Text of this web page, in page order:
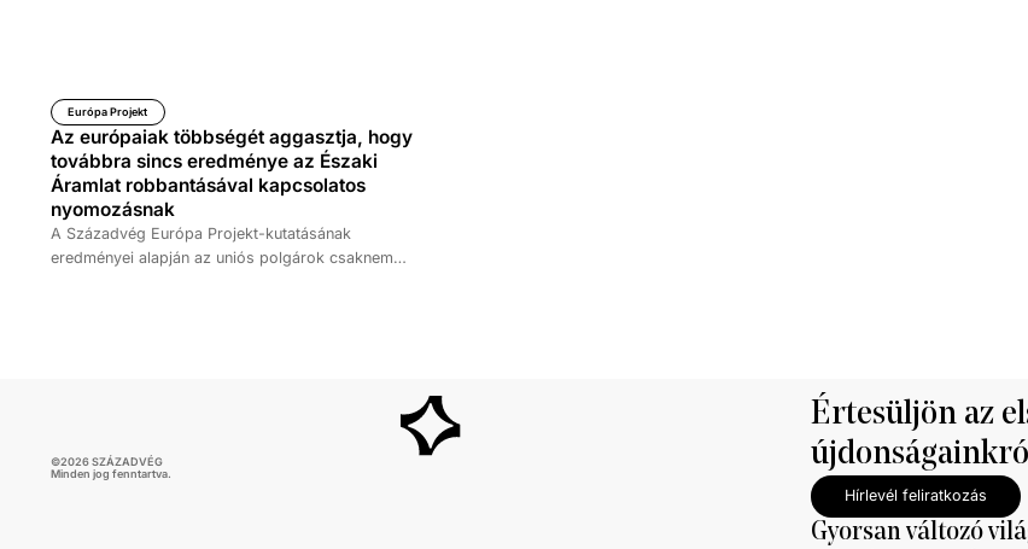
Európa Projekt
Az európaiak többségét aggasztja, hogy
továbbra sincs eredménye az Északi
Áramlat robbantásával kapcsolatos
nyomozásnak
A Századvég Európa Projekt-kutatásának
eredményei alapján az uniós polgárok csaknem
©2026SZÁZADVÉG
Minden jog fenntartva.
Értesüljön az
Hírlevél feliratkozás
Gyorsan változó